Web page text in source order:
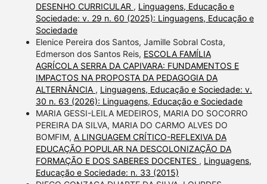
DESENHO CURRICULAR , Linguagens, Educação e
Sociedade: v. 29 n. 60 (2025): Linguagens, Educação e
Sociedade
Elenice Pereira dos Santos, Jamille Sobral Costa,
Edmerson dos Santos Reis, ESCOLA FAMÍLIA
AGRÍCOLA SERRA DA CAPIVARA: FUNDAMENTOS E
IMPACTOS NA PROPOSTA DA PEDAGOGIA DA
ALTERNÂNCIA , Linguagens, Educação e Sociedade: v.
30 n. 63 (2026): Linguagens, Educação e Sociedade
MARIA GESSI-LEILA MEDEIROS, MARIA DO SOCORRO
PEREIRA DA SILVA, MARIA DO CARMO ALVES DO
BOMFIM, A LINGUAGEM CRÍTICO-REFLEXIVA DA
EDUCAÇÃO POPULAR NA DESCOLONIZAÇÃO DA
FORMAÇÃO E DOS SABERES DOCENTES , Linguagens,
Educação e Sociedade: n. 33 (2015)